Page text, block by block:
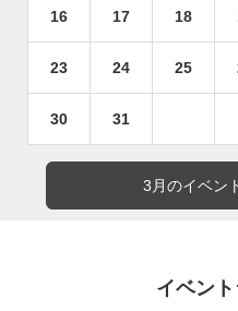
16 17 18
23 24 25
30 31
3月のイベン
イベン